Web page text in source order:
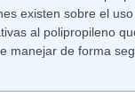
existen sobre el
‌al polipropileno
manejar de forma